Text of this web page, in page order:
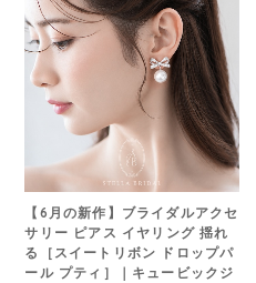
【6月の新作】ブライダルアクセ
サリー ピアス イヤリング 揺れ
る［スイートリボン ドロップパ
ール プティ］｜キュービックジ